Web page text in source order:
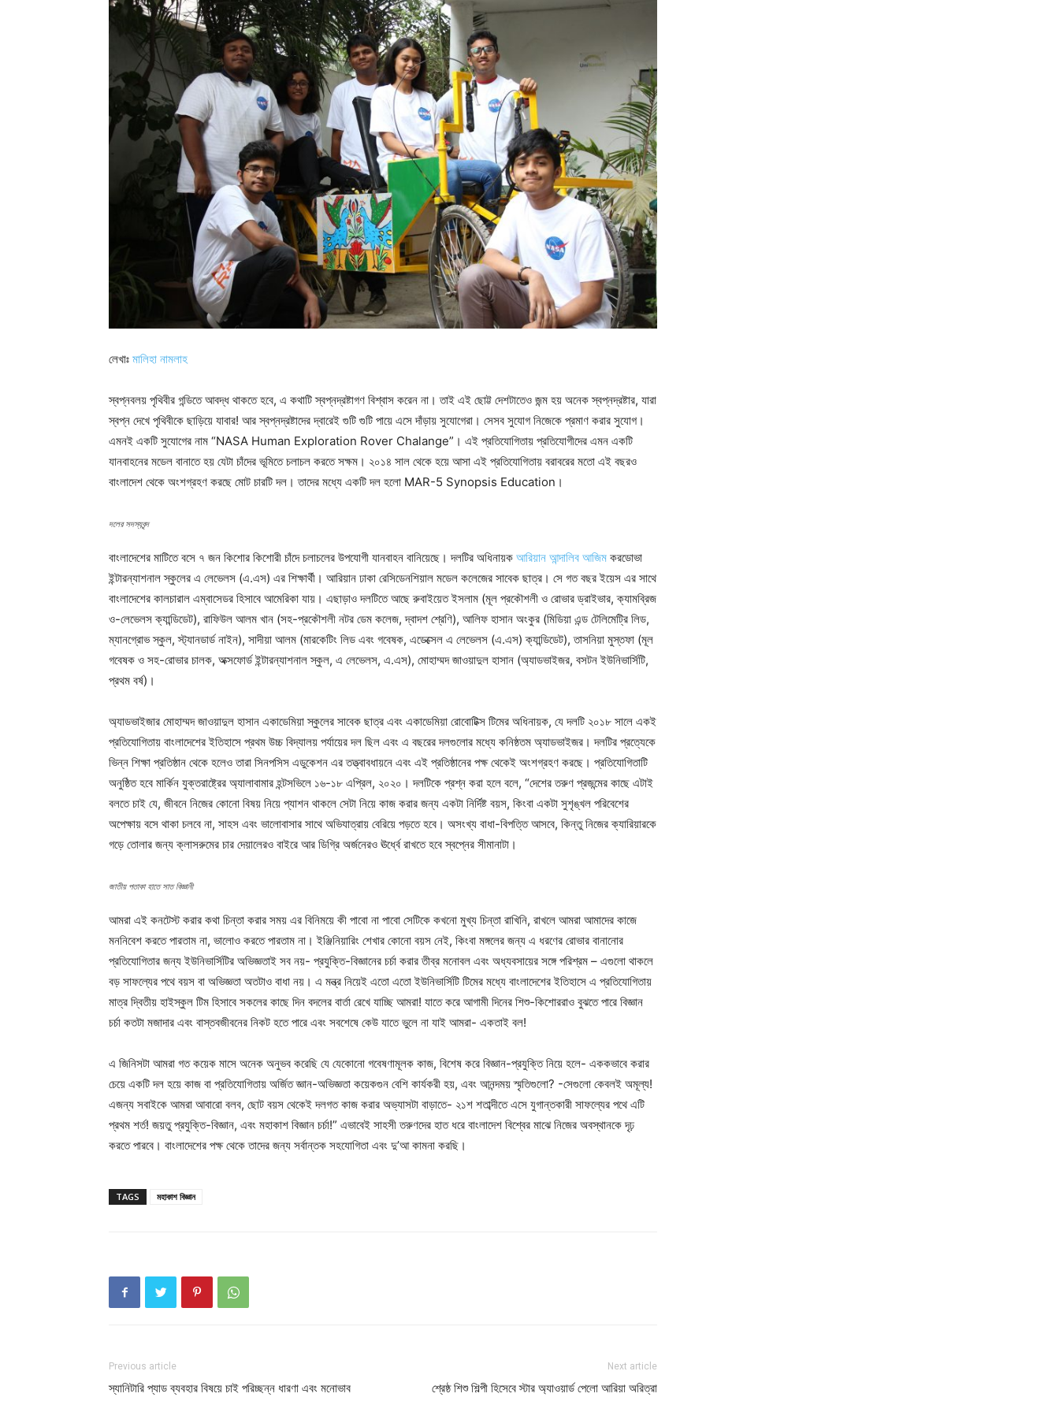
লেখাঃ মালিহা নামলাহ
স্বপ্নবলয় পৃথিবীর গন্ডিতে আবদ্ধ থাকতে হবে, এ কথাটি স্বপ্নদ্রষ্টাগণ বিশ্বাস করেন না। তাই এই ছোট্ট দেশটাতেও জন্ম হয় অনেক স্বপ্নদ্রষ্টার, যারা
স্বপ্ন দেখে পৃথিবীকে ছাড়িয়ে যাবার! আর স্বপ্নদ্রষ্টাদের দ্বারেই গুটি গুটি পায়ে এসে দাঁড়ায় সুযোগেরা। সেসব সুযোগ নিজেকে প্রমাণ করার সুযোগ।
এমনই একটি সুযোগের নাম “NASA Human Exploration Rover Chalange”। এই প্রতিযোগিতায় প্রতিযোগীদের এমন একটি
যানবাহনের মডেল বানাতে হয় যেটা চাঁদের ভূমিতে চলাচল করতে সক্ষম। ২০১৪ সাল থেকে হয়ে আসা এই প্রতিযোগিতায় বরাবরের মতো এই বছরও
বাংলাদেশ থেকে অংশগ্রহণ করছে মোট চারটি দল। তাদের মধ্যে একটি দল হলো MAR-5 Synopsis Education।
দলের সদস্যবৃন্দ
বাংলাদেশের মাটিতে বসে ৭ জন কিশোর কিশোরী চাঁদে চলাচলের উপযোগী যানবাহন বানিয়েছে। দলটির অধিনায়ক আরিয়ান আন্দালিব আজিম করডোভা
ইন্টারন্যাশনাল স্কুলের এ লেভেলস (এ.এস) এর শিক্ষার্থী। আরিয়ান ঢাকা রেসিডেনশিয়াল মডেল কলেজের সাবেক ছাত্র। সে গত বছর ইয়েস এর সাথে
বাংলাদেশের কালচারাল এম্বাসেডর হিসাবে আমেরিকা যায়। এছাড়াও দলটিতে আছে রুবাইয়েত ইসলাম (মূল প্রকৌশলী ও রোভার ড্রাইভার, ক্যামব্রিজ
ও-লেভেলস ক্যান্ডিডেট), রাফিউল আলম খান (সহ-প্রকৌশলী নটর ডেম কলেজ, দ্বাদশ শ্রেণি), আলিফ হাসান অংকুর (মিডিয়া এন্ড টেলিমেট্রি লিড,
ম্যানগ্রোভ স্কুল, স্ট্যানডার্ড নাইন), সাদীয়া আলম (মারকেটিং লিড এবং গবেষক, এডেক্সেল এ লেভেলস (এ.এস) ক্যান্ডিডেট), তাসনিয়া মুস্তফা (মূল
গবেষক ও সহ-রোভার চালক, অক্সফোর্ড ইন্টারন্যাশনাল স্কুল, এ লেভেলস, এ.এস), মোহাম্মদ জাওয়াদুল হাসান (অ্যাডভাইজর, বসটন ইউনিভার্সিটি,
প্রথম বর্ষ)।
অ্যাডভাইজার মোহাম্মদ জাওয়াদুল হাসান একাডেমিয়া স্কুলের সাবেক ছাত্র এবং একাডেমিয়া রোবোটিক্স টিমের অধিনায়ক, যে দলটি ২০১৮ সালে একই
প্রতিযোগিতায় বাংলাদেশের ইতিহাসে প্রথম উচ্চ বিদ্যালয় পর্যায়ের দল ছিল এবং এ বছরের দলগুলোর মধ্যে কনিষ্ঠতম অ্যাডভাইজর। দলটির প্রত্যেকে
ভিন্ন শিক্ষা প্রতিষ্ঠান থেকে হলেও তারা সিনপসিস এডুকেশন এর তত্ত্বাবধায়নে এবং এই প্রতিষ্ঠানের পক্ষ থেকেই অংশগ্রহণ করছে। প্রতিযোগিতাটি
অনুষ্ঠিত হবে মার্কিন যুক্তরাষ্ট্রের অ্যালাবামার হন্টসভিলে ১৬-১৮ এপ্রিল, ২০২০। দলটিকে প্রশ্ন করা হলে বলে, “দেশের তরুণ প্রজন্মের কাছে এটাই
বলতে চাই যে, জীবনে নিজের কোনো বিষয় নিয়ে প্যাশন থাকলে সেটা নিয়ে কাজ করার জন্য একটা নির্দিষ্ট বয়স, কিংবা একটা সুশৃঙ্খল পরিবেশের
অপেক্ষায় বসে থাকা চলবে না, সাহস এবং ভালোবাসার সাথে অভিযাত্রায় বেরিয়ে পড়তে হবে। অসংখ্য বাধা-বিপত্তি আসবে, কিন্তু নিজের ক্যারিয়ারকে
গড়ে তোলার জন্য ক্লাসরুমের চার দেয়ালেরও বাইরে আর ডিগ্রি অর্জনেরও ঊর্ধ্বে রাখতে হবে স্বপ্নের সীমানাটা।
জাতীয় পতাকা হাতে সাত বিজ্ঞানী
আমরা এই কনটেস্ট করার কথা চিন্তা করার সময় এর বিনিময়ে কী পাবো না পাবো সেটিকে কখনো মুখ্য চিন্তা রাখিনি, রাখলে আমরা আমাদের কাজে
মননিবেশ করতে পারতাম না, ভালোও করতে পারতাম না। ইঞ্জিনিয়ারিং শেখার কোনো বয়স নেই, কিংবা মঙ্গলের জন্য এ ধরণের রোভার বানানোর
প্রতিযোগিতার জন্য ইউনিভার্সিটির অভিজ্ঞতাই সব নয়- প্রযুক্তি-বিজ্ঞানের চর্চা করার তীব্র মনোবল এবং অধ্যবসায়ের সঙ্গে পরিশ্রম – এগুলো থাকলে
বড় সাফল্যের পথে বয়স বা অভিজ্ঞতা অতটাও বাধা নয়। এ মন্ত্র নিয়েই এতো এতো ইউনিভার্সিটি টিমের মধ্যে বাংলাদেশের ইতিহাসে এ প্রতিযোগিতায়
মাত্র দ্বিতীয় হাইস্কুল টিম হিসাবে সকলের কাছে দিন বদলের বার্তা রেখে যাচ্ছি আমরা! যাতে করে আগামী দিনের শিশু-কিশোররাও বুঝতে পারে বিজ্ঞান
চর্চা কতটা মজাদার এবং বাস্তবজীবনের নিকট হতে পারে এবং সবশেষে কেউ যাতে ভুলে না যাই আমরা- একতাই বল!
এ জিনিসটা আমরা গত কয়েক মাসে অনেক অনুভব করেছি যে যেকোনো গবেষণামূলক কাজ, বিশেষ করে বিজ্ঞান-প্রযুক্তি নিয়ে হলে- এককভাবে করার
চেয়ে একটি দল হয়ে কাজ বা প্রতিযোগিতায় অর্জিত জ্ঞান-অভিজ্ঞতা কয়েকগুন বেশি কার্যকরী হয়, এবং আনন্দময় স্মৃতিগুলো? -সেগুলো কেবলই অমূল্য!
এজন্য সবাইকে আমরা আবারো বলব, ছোট বয়স থেকেই দলগত কাজ করার অভ্যাসটা বাড়াতে- ২১শ শতাব্দীতে এসে যুগান্তকারী সাফল্যের পথে এটি
প্রথম শর্ত! জয়তু প্রযুক্তি-বিজ্ঞান, এবং মহাকাশ বিজ্ঞান চর্চা!” এভাবেই সাহসী তরুণদের হাত ধরে বাংলাদেশ বিশ্বের মাঝে নিজের অবস্থানকে দৃঢ়
করতে পারবে। বাংলাদেশের পক্ষ থেকে তাদের জন্য সর্বান্তক সহযোগিতা এবং দু’আ কামনা করছি।
TAGS মহাকাশ বিজ্ঞান
Previous article
স্যানিটারি প্যাড ব্যবহার বিষয়ে চাই পরিচ্ছন্ন ধারণা এবং মনোভাব
Next article
শ্রেষ্ঠ শিশু শিল্পী হিসেবে স্টার অ্যাওয়ার্ড পেলো আরিয়া অরিত্রা